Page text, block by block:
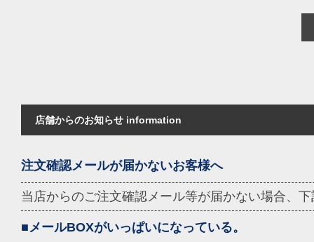
店舗からのお知らせ information
注文確認メールが届かないお客様へ
当店からのご注文確認メール等が届かない場合、
■メールBOXがいっぱいになっている。